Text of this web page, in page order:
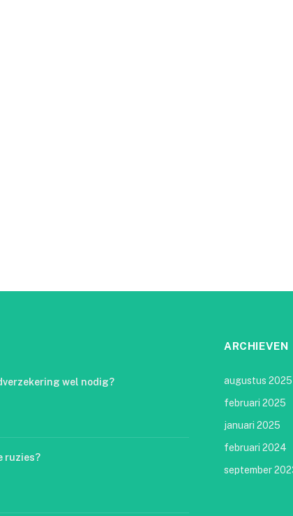
wel nodig?
ruzies?
ARCHIEVEN
augustus 2025
februari 2025
januari 2025
februari 2024
september